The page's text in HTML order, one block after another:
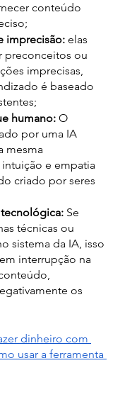
conteúdo
imprecisão: elas
preconceitos ou
imprecisas,
é baseado
humano: O
por uma IA
mesma
e empatia
criado por seres
Se
técnicas ou
sistema da IA, isso
interrupção na
os
dinheiro com
usar a ferramenta